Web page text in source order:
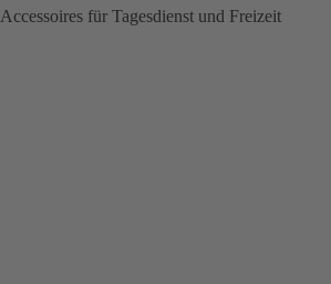
für Tagesdienst und Freizeit